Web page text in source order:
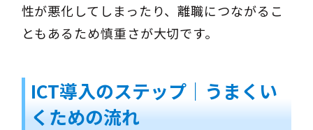
性が悪化してしまったり、離職につながるこ
ともあるため慎重さが大切です。
ICT導入のステップ｜うまくい
くための流れ